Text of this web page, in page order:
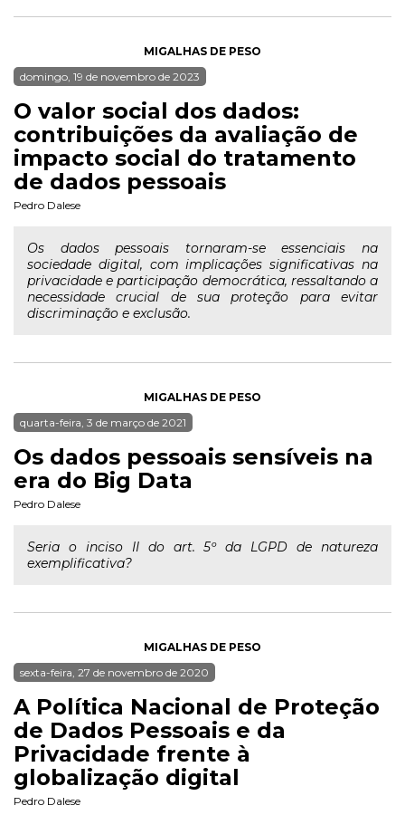
MIGALHAS DE PESO
domingo, 19 de novembro de 2023
O valor social dos dados:
contribuições da avaliação de
impacto social do tratamento
de dados pessoais
Pedro Dalese
Os dados pessoais tornaram-se essenciais na
sociedade digital, com implicações significativas na
privacidade e participação democrática, ressaltando a
necessidade crucial de sua proteção para evitar
discriminação e exclusão.
MIGALHAS DE PESO
quarta-feira, 3 de março de 2021
Os dados pessoais sensíveis na
era do Big Data
Pedro Dalese
Seria o inciso II do art. 5º da LGPD de natureza
exemplificativa?
MIGALHAS DE PESO
sexta-feira, 27 de novembro de 2020
A Política Nacional de Proteção
de Dados Pessoais e da
Privacidade frente à
globalização digital
Pedro Dalese